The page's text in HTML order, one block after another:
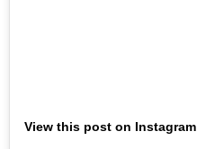
View this post on Instagram